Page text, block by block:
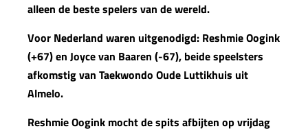
alleen de beste spelers van de wereld.
Voor Nederland waren uitgenodigd: Reshmie Oogink
(+67) en Joyce van Baaren (-67), beide speelsters
afkomstig van Taekwondo Oude Luttikhuis uit
Almelo.
Reshmie Oogink mocht de spits afbijten op vrijdag